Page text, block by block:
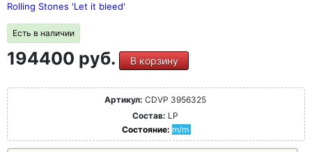
Rolling Stones 'Let it bleed'
Есть в наличии
194400 руб. В корзину
Артикул: CDVP 3956325
Состав: LP
Состояние: m/m